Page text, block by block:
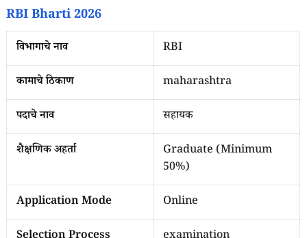
RBI Bharti 2026
विभागाचे नाव
RBI
कामाचे ठिकाण
maharashtra
पदाचे नाव
सहायक
शैक्षणिक अहर्ता
Graduate (Minimum
50%)
Application Mode
Online